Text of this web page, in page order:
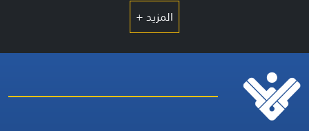
المزيد +